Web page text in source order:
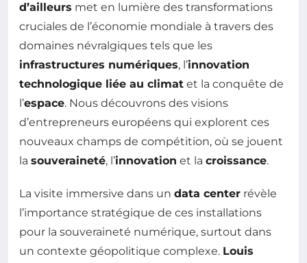
d’ailleurs met en lumière des transformations
cruciales de l’économie mondiale à travers des
domaines névralgiques tels que les
infrastructures numériques, l’innovation
technologique liée au climat et la conquête de
l’espace. Nous découvrons des visions
d’entrepreneurs européens qui explorent ces
nouveaux champs de compétition, où se jouent
la souveraineté, l’innovation et la croissance.
La visite immersive dans un data center révèle
l’importance stratégique de ces installations
pour la souveraineté numérique, surtout dans
un contexte géopolitique complexe. Louis